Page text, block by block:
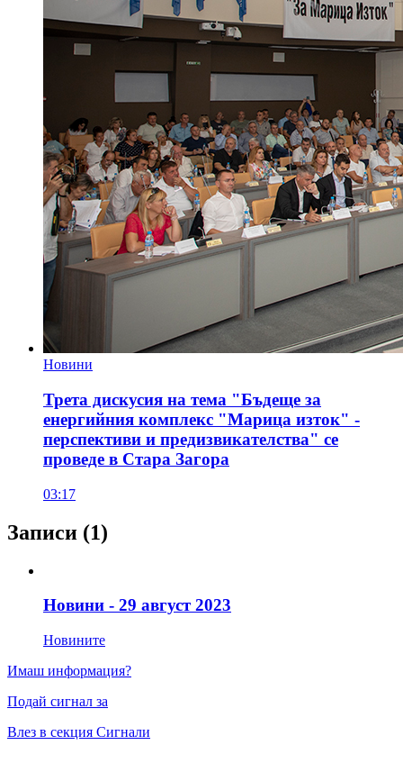
Новини
Трета дискусия на тема "Бъдеще за
енергийния комплекс "Марица изток" -
перспективи и предизвикателства" се
проведе в Стара Загора
03:17
Записи (1)
Новини - 29 август 2023
Новините
Имаш информация?
Подай сигнал за
Влез в секция Сигнали